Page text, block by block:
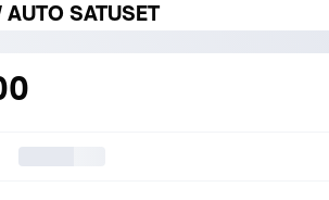
SATUSET